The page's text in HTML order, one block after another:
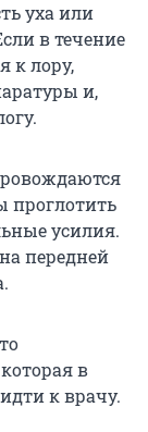
уха или
в течение
к лору,
и,
проглотить
усилия.
передней
в
к врачу.